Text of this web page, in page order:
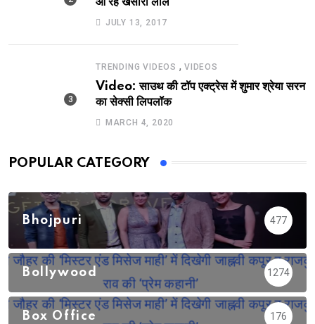
JULY 13, 2017
TRENDING VIDEOS , VIDEOS
Video: साउथ की टॉप एक्ट्रेस में शुमार श्रेया सरन
का सेक्सी लिपलॉक
MARCH 4, 2020
POPULAR CATEGORY
Bhojpuri 477
Bollywood 1274
Box Office 176